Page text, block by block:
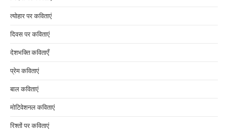
त्योहार पर कविताएं
दिवस पर कविताएं
देशभक्ति कविताएँ
प्रेम कविताएं
बाल कविताएं
मोटिवेशनल कविताएं
रिश्तों पर कविताएं